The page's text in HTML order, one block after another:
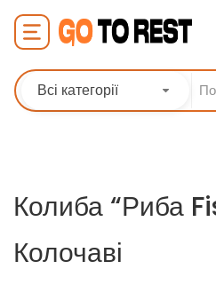
Всі категорії
Колиба “Риба
Колочаві